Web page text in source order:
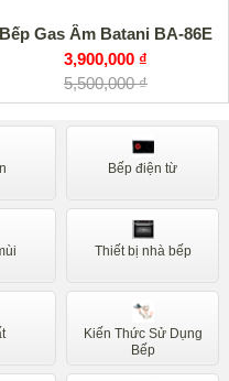
Bếp Gas Âm Batani BA-86E
3,900,000 ₫
5,500,000 ₫
Bếp điện từ
Thiết bị nhà bếp
Kiến Thức Sử Dụng
Bếp